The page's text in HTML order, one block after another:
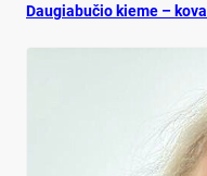
Dau­gia­bu­čio kie­me –